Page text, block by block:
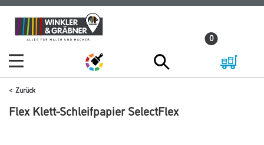
Zum
Inhalt
Zum
Navigationsmenü
0
Zurück
Flex Klett-Schleifpapier SelectFlex